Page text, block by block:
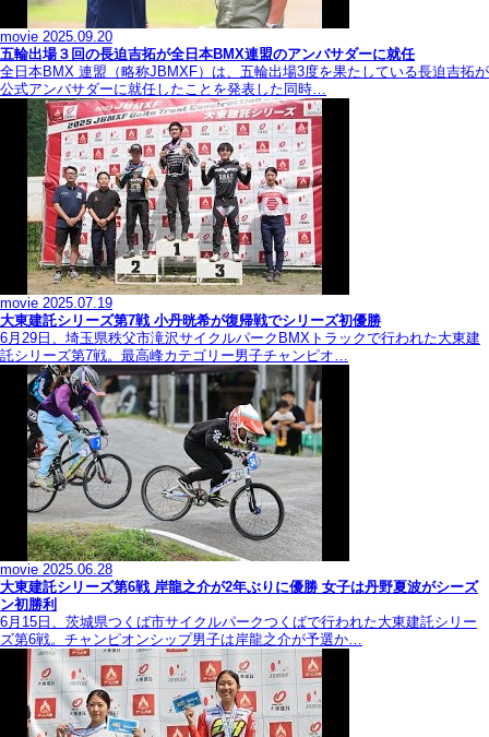
movie 2025.09.20
五輪出場３回の長迫吉拓が全日本BMX連盟のアンバサダーに就任
全日本BMX 連盟（略称JBMXF）は、五輪出場3度を果たしている長迫吉拓が
公式アンバサダーに就任したことを発表した同時…
movie 2025.07.19
大東建託シリーズ第7戦 ⼩丹晄希が復帰戦でシリーズ初優勝
6月29日、埼玉県秩父市滝沢サイクルパークBMXトラックで行われた大東建
託シリーズ第7戦。最高峰カテゴリー男子チャンピオ…
movie 2025.06.28
大東建託シリーズ第6戦 岸龍之介が2年ぶりに優勝 女子は丹野夏波がシーズ
ン初勝利
6月15日、茨城県つくば市サイクルパークつくばで行われた大東建託シリー
ズ第6戦。チャンピオンシップ男子は岸龍之介が予選か…